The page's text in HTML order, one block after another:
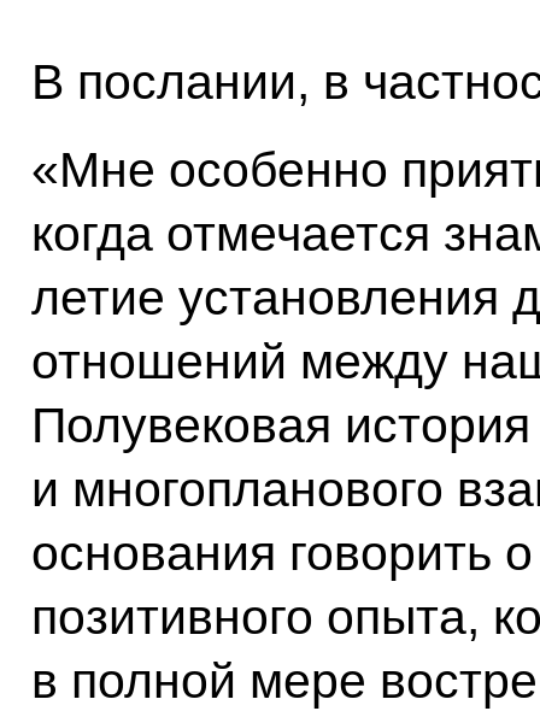
В послании, в
«Мне особенно
когда отмечается
летие установления
отношений между
Полувековая
и многопланового
основания говорить
позитивного опыта,
в полной мере